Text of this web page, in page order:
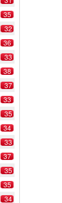
35
32
36
33
38
37
33
35
34
33
37
35
35
34